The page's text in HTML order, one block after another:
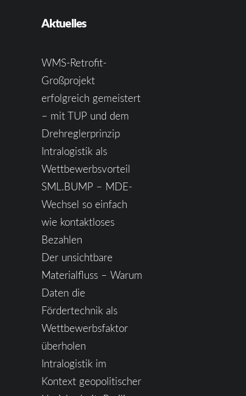
Aktuelles
WMS-Retrofit-
Großprojekt
erfolgreich gemeistert
– mit TUP und dem
Drehreglerprinzip
Intralogistik als
Wettbewerbsvorteil
SML.BUMP – MDE-
Wechsel so einfach
wie kontaktloses
Bezahlen
Der unsichtbare
Materialfluss – Warum
Daten die
Fördertechnik als
Wettbewerbsfaktor
überholen
Intralogistik im
Kontext geopolitischer